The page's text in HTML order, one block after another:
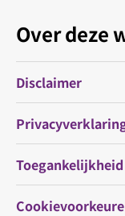
Over deze
Disclaimer
Toegankelijkheid